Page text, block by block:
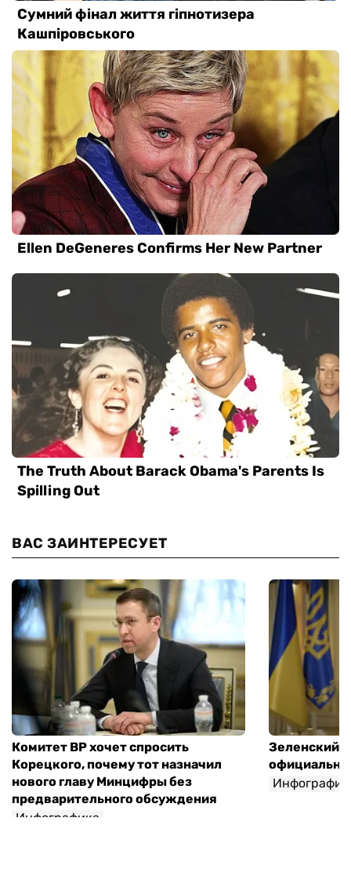
ВАС ЗАИНТЕРЕСУЕТ
Комитет ВР хочет спросить
Корецкого, почему тот назначил
нового главу Минцифры без
предварительного обсуждения
Инфографика
Зеленский